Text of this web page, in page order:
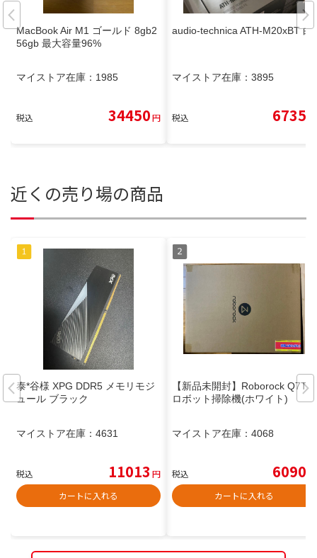
MacBook Air M1 ゴールド 8gb2
56gb 最大容量96%
マイストア在庫： 1985
税込 34450円
audio-technica ATH-M20xBT 白
マイストア在庫： 3895
税込 6735
近くの売り場の商品
泰*谷様 XPG DDR5 メモリモジ
ュール ブラック
マイストア在庫： 4631
税込 11013 円
カートに入れる
【新品未開封】Roborock Q7T
ロボット掃除機(ホワイト)
マイストア在庫： 4068
税込 6090
カートに入れる